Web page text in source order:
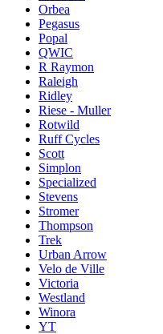
Orbea
Pegasus
Popal
QWIC
R Raymon
Raleigh
Ridley
Riese - Muller
Rotwild
Ruff Cycles
Scott
Simplon
Specialized
Stevens
Stromer
Thompson
Trek
Urban Arrow
Velo de Ville
Victoria
Westland
Winora
YT